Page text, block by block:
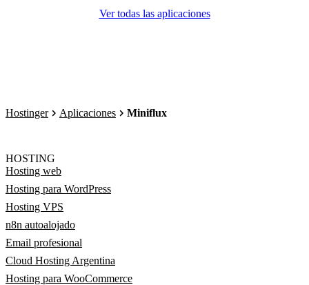
Ver todas las aplicaciones
Hostinger Aplicaciones Miniflux
HOSTING
Hosting web
Hosting para WordPress
Hosting VPS
n8n autoalojado
Email profesional
Cloud Hosting Argentina
Hosting para WooCommerce